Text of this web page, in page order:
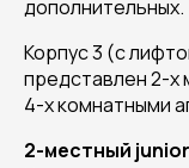
дополнительных.
Корпус 3 (с
представлен 2-х
4-х комнатными
2-местный